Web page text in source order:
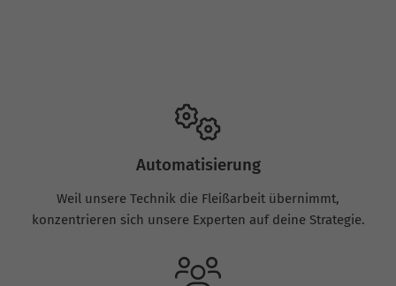
Automatisierung
Weil unsere Technik die Fleißarbeit übernimmt,
konzentrieren sich unsere Experten auf deine Strategie.